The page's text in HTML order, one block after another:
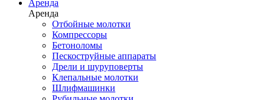
Аренда
Аренда
Отбойные молотки
Компрессоры
Бетоноломы
Пескоструйные аппараты
Дрели и шуруповерты
Клепальные молотки
Шлифмашинки